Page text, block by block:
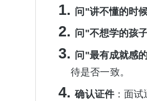
1. 问"讲不懂的时
2. 问"不想学的孩
3. 问"最有成就感
待是否一致。
4.确认证件：面试